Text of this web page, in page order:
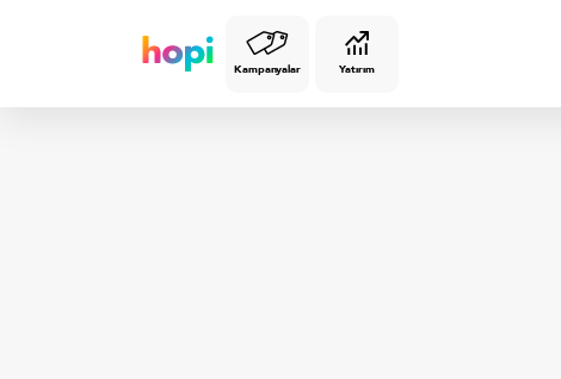
Kampanyalar Yatırım